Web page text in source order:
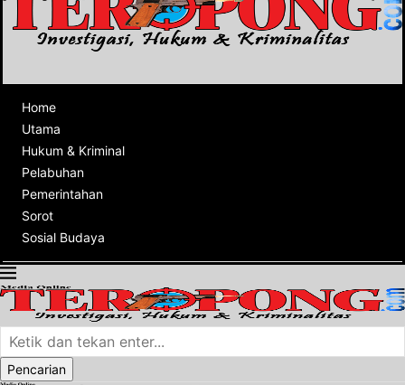
Home
Utama
Hukum & Kriminal
Pelabuhan
Pemerintahan
Sorot
Sosial Budaya
Pencarian